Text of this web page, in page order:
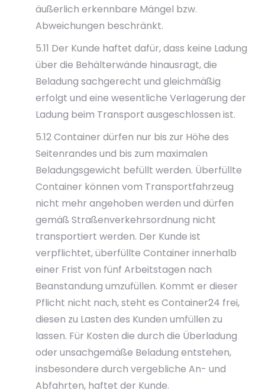
äußerlich erkennbare Mängel bzw.
Abweichungen beschränkt.
5.11 Der Kunde haftet dafür, dass keine Ladung
über die Behälterwände hinausragt, die
Beladung sachgerecht und gleichmäßig
erfolgt und eine wesentliche Verlagerung der
Ladung beim Transport ausgeschlossen ist.
5.12 Container dürfen nur bis zur Höhe des
Seitenrandes und bis zum maximalen
Beladungsgewicht befüllt werden. Überfüllte
Container können vom Transportfahrzeug
nicht mehr angehoben werden und dürfen
gemäß Straßenverkehrsordnung nicht
transportiert werden. Der Kunde ist
verpflichtet, überfüllte Container innerhalb
einer Frist von fünf Arbeitstagen nach
Beanstandung umzufüllen. Kommt er dieser
Pflicht nicht nach, steht es Container24 frei,
diesen zu Lasten des Kunden umfüllen zu
lassen. Für Kosten die durch die Überladung
oder unsachgemäße Beladung entstehen,
insbesondere durch vergebliche An- und
Abfahrten, haftet der Kunde.